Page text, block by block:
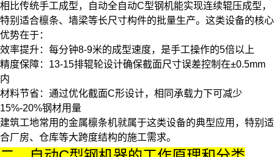
相比传统手工成型，自动全自动C型钢机能实现连续辊压成型，
特别适合檩条、墙梁等长尺寸构件的批量生产。这类设备的核心
优势在于：
效率提升：每分钟8-9米的成型速度，是手工操作的5倍以上
精度保障：13-15排辊轮设计确保截面尺寸误差控制在±0.5mm
内
材料节省 ：通过优化截面C形设计，相同承载力下可减少
15%-20%钢材用量
建筑工地常用的金属檩条机就属于这类设备的典型应用，特别适
合厂房、仓库等大跨度结构的施工需求。